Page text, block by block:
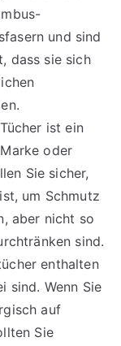
und sind
dass sie sich
ist ein
oder
Sie sicher,
um Schmutz
aber nicht so
sind.
enthalten
sind. Wenn Sie
auf
Sie